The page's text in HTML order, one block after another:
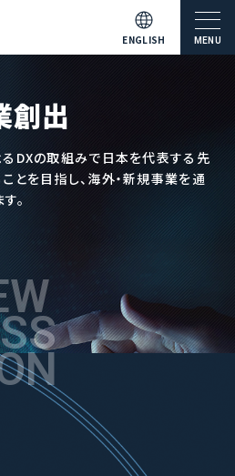
ENGLISH MENU
創出
DXの取組みで日本を代表する先
とを目指し、海外・新規事業を通
。